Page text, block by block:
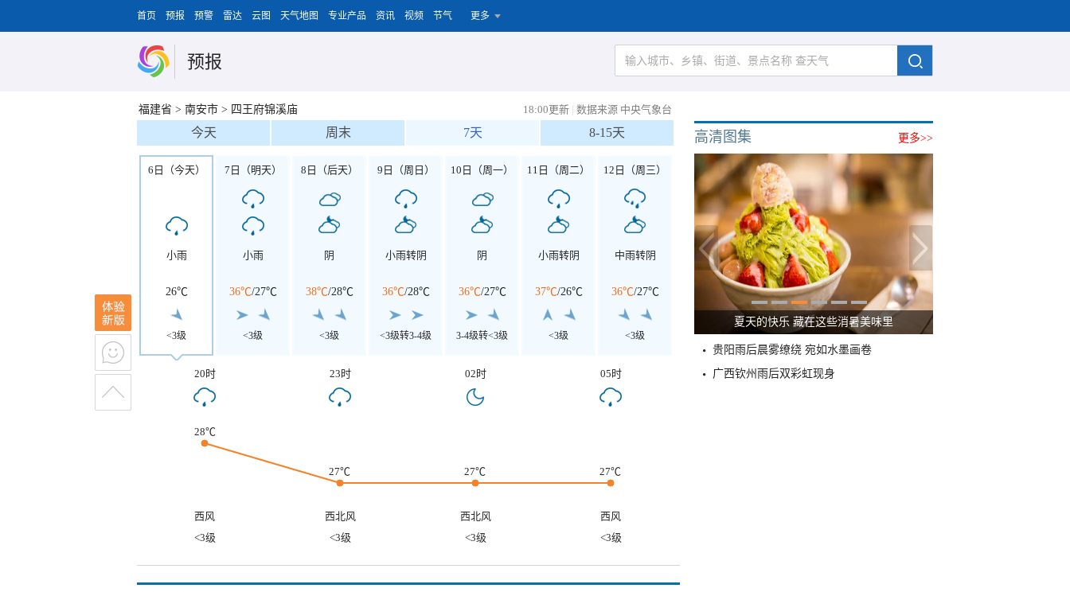
首页 预报 预警 雷达 云图 天气地图 专业产品 资讯 视频 节气 更多
预报
福建省 > 南安市 > 四王府锦溪庙 18:00更新 | 数据来源 中央气象台
今天 周末 7天 8-15天
6日（今天）
小雨
26℃
<3级
7日（明天）
小雨
36℃/27℃
<3级
8日（后天）
阴
38℃/28℃
<3级
9日（周日）
小雨转阴
36℃/28℃
<3级转3-4级
10日（周一）
阴
36℃/27℃
3-4级转<3级
11日（周二）
小雨转阴
37℃/26℃
<3级
12日（周三）
中雨转阴
36℃/27℃
<3级
20时 23时 02时 05时
28℃
27℃ 27℃ 27℃
西风 西北风 西北风
西风
<3级
<3级 <3级 <3级
更多>>
高清图集
广西南宁：盛夏里的“绿野仙踪”
贵阳雨后晨雾缭绕 宛如水墨画卷
广西钦州雨后双彩虹现身